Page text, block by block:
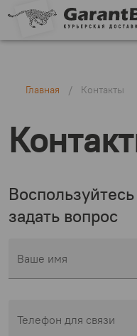
Главная / Контакты
задать вопрос
Ваше имя
Телефон для связи